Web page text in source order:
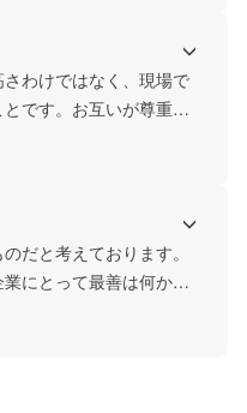
わけではなく、現場で
です。お互いが尊重し
だと考えております。
にとって最善は何かを